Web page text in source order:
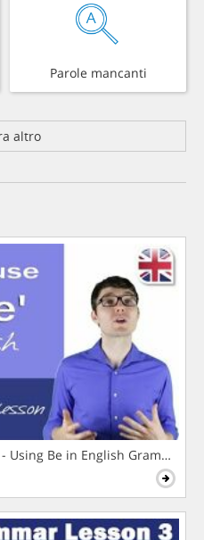
Parole mancanti
altro
Using Be in English Grammar